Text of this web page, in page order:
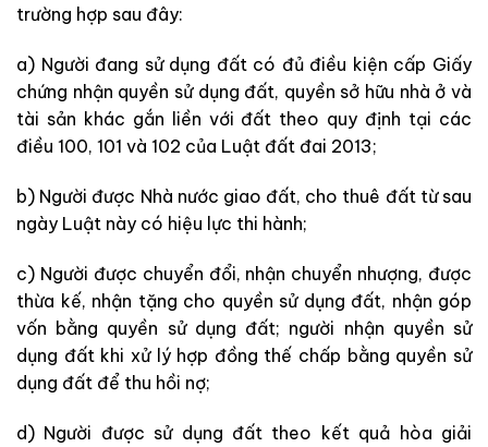
trường hợp sau đây:
a) Người đang sử dụng đất có đủ điều kiện cấp Giấy
chứng nhận quyền sử dụng đất, quyền sở hữu nhà ở và
tài sản khác gắn liền với đất theo quy định tại các
điều 100, 101 và 102 của Luật đất đai 2013;
b) Người được Nhà nước giao đất, cho thuê đất từ sau
ngày Luật này có hiệu lực thi hành;
c) Người được chuyển đổi, nhận chuyển nhượng, được
thừa kế, nhận tặng cho quyền sử dụng đất, nhận góp
vốn bằng quyền sử dụng đất; người nhận quyền sử
dụng đất khi xử lý hợp đồng thế chấp bằng quyền sử
dụng đất để thu hồi nợ;
d) Người được sử dụng đất theo kết quả hòa giải